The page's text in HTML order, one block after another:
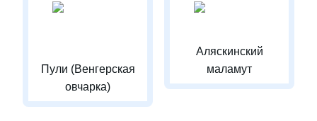
Пули (Венгерская
овчарка)
Аляскинский
маламут